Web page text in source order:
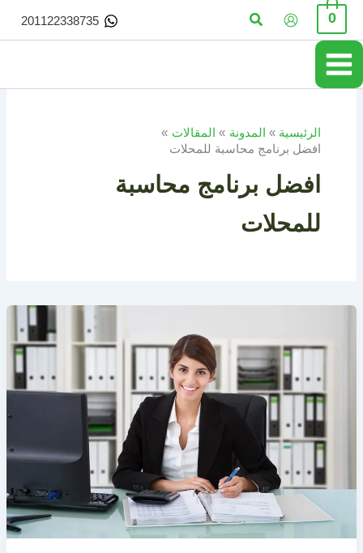
تخطي
المحتوى
0 البحث 201122338735
الرئيسية المدونة
المقالات
افضل برنامج محاسبة للمحلات
افضل برنامج محاسبة
للمحلات